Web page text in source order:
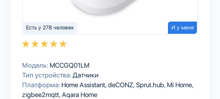
Есть у 278 человек И у меня
Модель: MCCGQ01LM
Тип устройства: Датчики
Платформа: Home AssistantdeCONZSprut.hub Mi Home
zigbee2mqttAqara Home